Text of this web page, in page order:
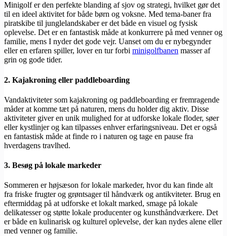
Minigolf er den perfekte blanding af sjov og strategi, hvilket gør det
til en ideel aktivitet for både børn og voksne. Med tema-baner fra
piratskibe til junglelandskaber er det både en visuel og fysisk
oplevelse. Det er en fantastisk måde at konkurrere på med venner og
familie, mens I nyder det gode vejr. Uanset om du er nybegynder
eller en erfaren spiller, lover en tur forbi minigolfbanen masser af
grin og gode tider.
2. Kajakroning eller paddleboarding
Vandaktiviteter som kajakroning og paddleboarding er fremragende
måder at komme tæt på naturen, mens du holder dig aktiv. Disse
aktiviteter giver en unik mulighed for at udforske lokale floder, søer
eller kystlinjer og kan tilpasses enhver erfaringsniveau. Det er også
en fantastisk måde at finde ro i naturen og tage en pause fra
hverdagens travlhed.
3. Besøg på lokale markeder
Sommeren er højsæson for lokale markeder, hvor du kan finde alt
fra friske frugter og grøntsager til håndværk og antikviteter. Brug en
eftermiddag på at udforske et lokalt marked, smage på lokale
delikatesser og støtte lokale producenter og kunsthåndværkere. Det
er både en kulinarisk og kulturel oplevelse, der kan nydes alene eller
med venner og familie.